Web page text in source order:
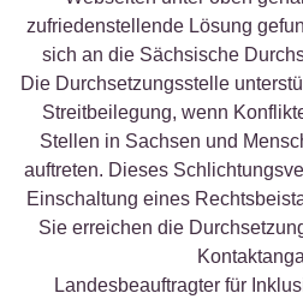
zufriedenstellende Lösung
sich an die Sächsische
Die Durchsetzungsstelle
Streitbeilegung, wenn
Stellen in Sachsen und
auftreten. Dieses
Einschaltung eines
Sie erreichen die
Landesbeauftragter für